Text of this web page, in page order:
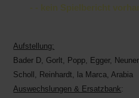
- - kein Spielbericht
Aufstellung:
Bader D, Gorlt, Popp, Egger,
Scholl, Reinhardt, la Marca, Arabia
Auswechslungen & Ersatzbank: